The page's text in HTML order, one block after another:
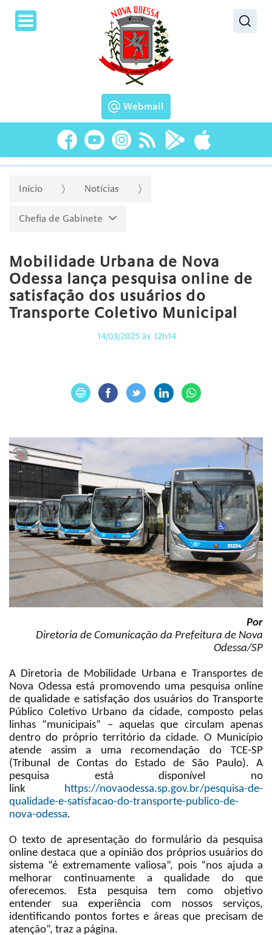
Webmail
Início Notícias
Chefia de Gabinete
Mobilidade Urbana de Nova
Odessa lança pesquisa online de
satisfação dos usuários do
Transporte Coletivo Municipal
14/03/2025 às 12h14
Por
Diretoria de Comunicação da Prefeitura de Nova
Odessa/SP
A Diretoria de Mobilidade Urbana e Transportes de
Nova Odessa está promovendo uma pesquisa online
de qualidade e satisfação dos usuários do Transporte
Público Coletivo Urbano da cidade, composto pelas
linhas “municipais” – aquelas que circulam apenas
dentro do próprio território da cidade. O Município
atende assim a uma recomendação do TCE-SP
(Tribunal de Contas do Estado de São Paulo). A
pesquisa está disponível no
link
https://novaodessa.sp.gov.br/pesquisa-de-
qualidade-e-satisfacao-do-transporte-publico-de-
nova-odessa.
O texto de apresentação do formulário da pesquisa
online destaca que a opinião dos próprios usuários do
sistema “é extremamente valiosa”, pois “nos ajuda a
melhorar continuamente a qualidade do que
oferecemos. Esta pesquisa tem como objetivo
entender sua experiência com nossos serviços,
identificando pontos fortes e áreas que precisam de
atenção”, traz a página.